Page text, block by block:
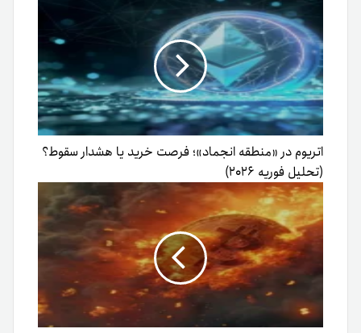
اتریوم در «منطقه انجماد»؛ فرصت خرید یا هشدار سقوط؟
(تحلیل فوریه ۲۰۲۶)